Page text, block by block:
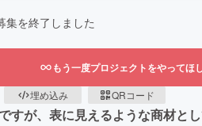
集を終了しました
もう一度プロジェクトをやってほ
埋め込み QRコード
が、表に見えるような商材と